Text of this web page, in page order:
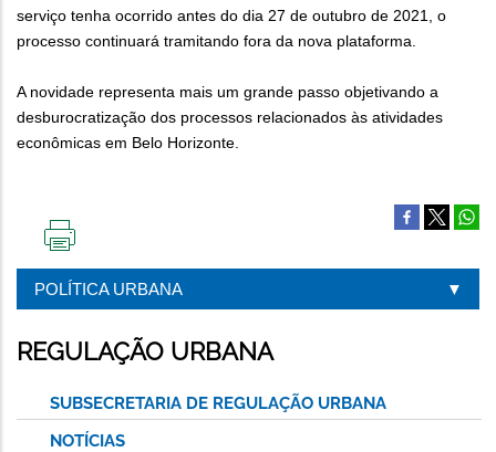
serviço tenha ocorrido antes do dia 27 de outubro de 2021, o
processo continuará tramitando fora da nova plataforma.
A novidade representa mais um grande passo objetivando a
desburocratização dos processos relacionados às atividades
econômicas em Belo Horizonte.
ESTA
PÁGINA
POLÍTICA URBANA
REGULAÇÃO URBANA
SUBSECRETARIA DE REGULAÇÃO URBANA
NOTÍCIAS